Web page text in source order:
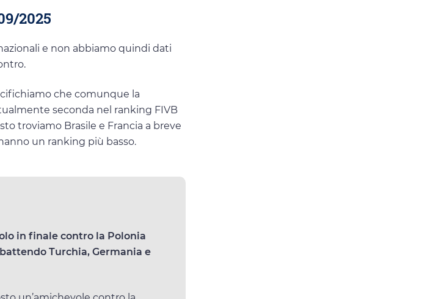
2025
e non abbiamo quindi dati
che comunque la
seconda nel ranking FIVB
troviamo Brasile e Francia a breve
un ranking più basso.
in finale contro la Polonia
battendo Turchia, Germania e